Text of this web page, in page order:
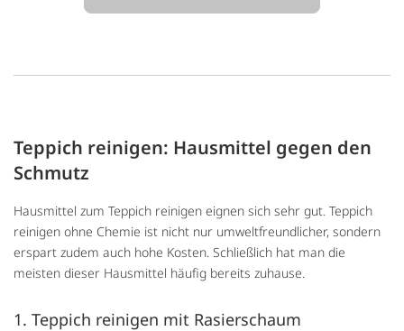
Teppich reinigen: Hausmittel gegen den
Schmutz
Hausmittel zum Teppich reinigen eignen sich sehr gut. Teppich
reinigen ohne Chemie ist nicht nur umweltfreundlicher, sondern
erspart zudem auch hohe Kosten. Schließlich hat man die
meisten dieser Hausmittel häufig bereits zuhause.
1. Teppich reinigen mit Rasierschaum